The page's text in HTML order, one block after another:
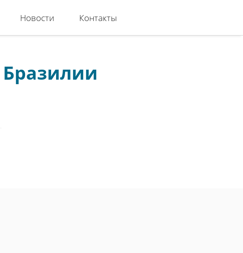
Новости Контакты
Бразилии